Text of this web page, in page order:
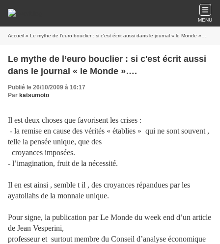
MENU
Accueil » Le mythe de l’euro bouclier : si c'est écrit aussi dans le journal « le Monde »….
Le mythe de l’euro bouclier : si c'est écrit aussi
dans le journal « le Monde »….
Publié le 26/10/2009 à 16:17
Par katsumoto
Il est deux choses que favorisent les crises :
- la remise en cause des vérités « établies » qui ne sont souvent ,
telle la pensée unique, que des
croyances imposées.
- l’imagination, fruit de la nécessité.
Il en est ainsi , semble t il , des croyances répandues par les
ayatollahs de la monnaie unique.
Pour signe, la publication par Le Monde du week end d’un article
de Jean Vesperini,
professeur et surtout membre du Conseil d’analyse économique